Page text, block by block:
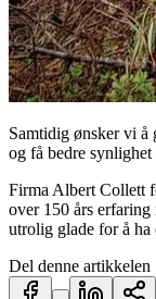
Samtidig ønsker vi å
og få bedre
Firma Albert Collett
over 150 års
utrolig glade for å ha
Del denne artikkelen